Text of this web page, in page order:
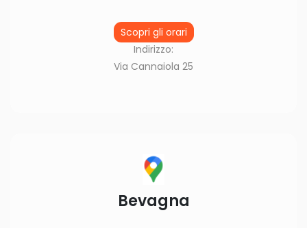
Scopri gli orari
Indirizzo:
Via Cannaiola 25
Bevagna